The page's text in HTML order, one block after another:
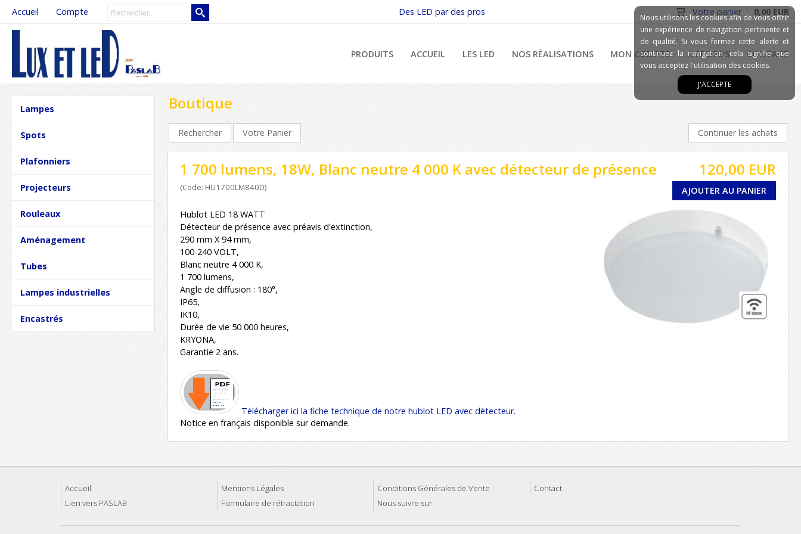
Accueil Compte Votre panier : 0,00 EUR
Des LED par des pros
PRODUITS ACCUEIL LES LED NOS RÉALISATIONS MON COMPTE A PROPOS CONTACT
Lampes
Spots
Plafonniers
Projecteurs
Rouleaux
Aménagement
Tubes
Lampes industrielles
Encastrés
Boutique
Rechercher Votre Panier Continuer les achats
1 700 lumens, 18W, Blanc neutre 4 000 K avec détecteur de présence
(Code: HU1700LM840D)
120,00 EUR
AJOUTER AU PANIER
Hublot LED 18 WATT
Détecteur de présence avec préavis d'extinction,
290 mm X 94 mm,
100-240 VOLT,
Blanc neutre 4 000 K,
1 700 lumens,
Angle de diffusion : 180°,
IP65,
IK10,
Durée de vie 50 000 heures,
KRYONA,
Garantie 2 ans.
Télécharger ici la fiche technique de notre hublot LED avec détecteur.
Notice en français disponible sur demande.
Accueil Mentions Légales Conditions Générales de Vente
Contact
Lien vers PASLAB
Formulaire de rétractation Nous suivre sur
Nous utilisons les cookies afin de vous offrir
une expérience de navigation pertinente et
de qualité. Si vous fermez cette alerte et
continuez la navigation, cela signifie que
vous acceptez l'utilisation des cookies.
J'ACCEPTE